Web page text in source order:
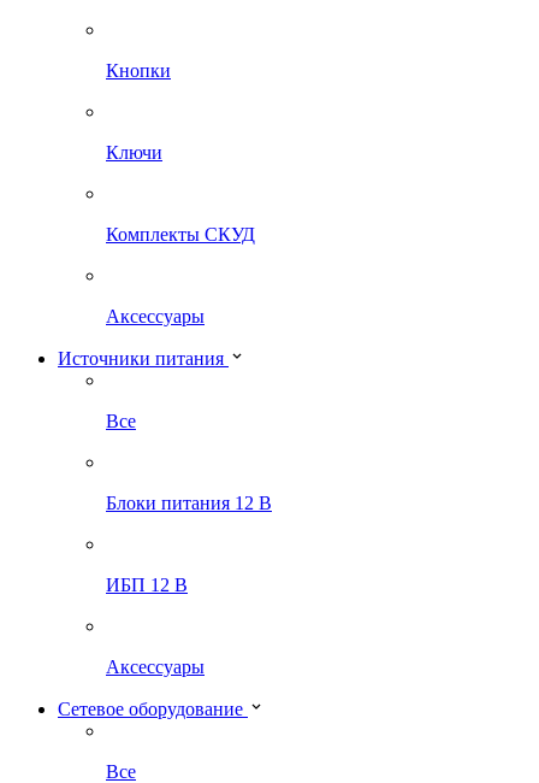
Кнопки
Ключи
Комплекты СКУД
Аксессуары
Источники питания
Все
Блоки питания 12 В
ИБП 12 В
Аксессуары
Сетевое оборудование
Все